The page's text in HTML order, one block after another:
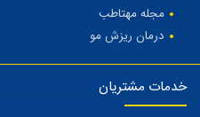
مجله مهتاطب
درمان ریزش مو
خدمات مشتریان